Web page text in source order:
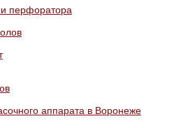
перфоратора
аппарата в Воронеже